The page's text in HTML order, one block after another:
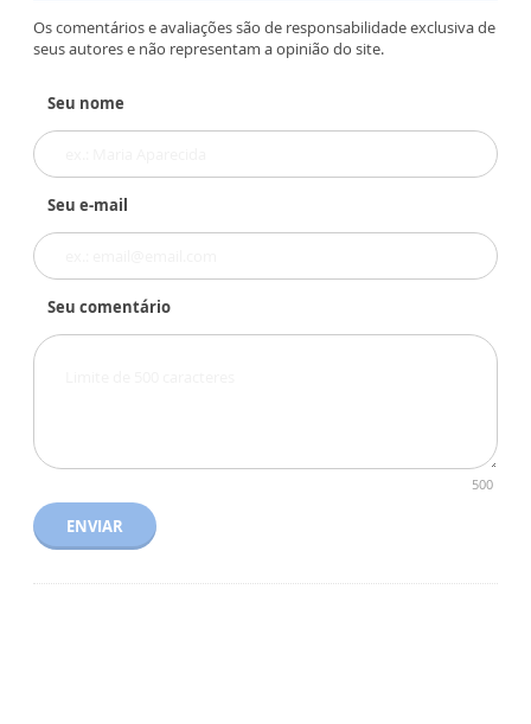
Os comentários e avaliações são de responsabilidade exclusiva de
seus autores e não representam a opinião do site.
Seu nome
Seu e-mail
Seu comentário
500
ENVIAR